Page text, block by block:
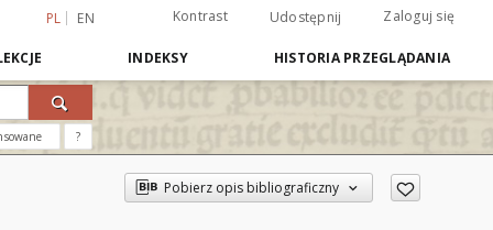
PL EN Kontrast Udostępnij Zaloguj się
INDEKSY HISTORIA PRZEGLĄDANIA
?
Pobierz opis bibliograficzny